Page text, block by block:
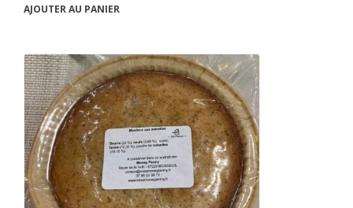
AJOUTER AU PANIER